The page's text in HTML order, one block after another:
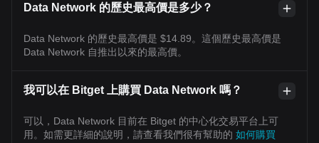
Data Network 的歷史最高價是多少？
Data Network 的歷史最高價是 $14.89。這個歷史最高價是
Data Network 自推出以來的最高價。
我可以在 Bitget 上購買 Data Network 嗎？
可以，Data Network 目前在 Bitget 的中心化交易平台上可
用。如需更詳細的說明，請查看我們很有幫助的 如何購買